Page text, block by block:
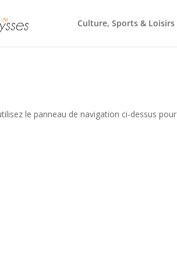
Culture, Sports & Loisirs
le panneau de navigation ci-dessus pour